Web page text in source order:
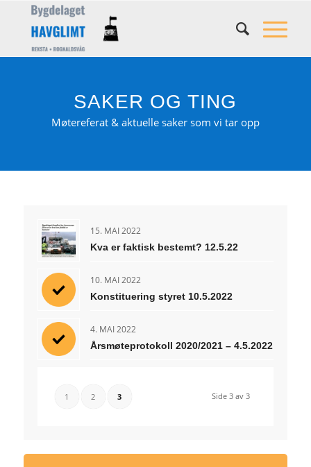
SAKER OG TING
Møtereferat & aktuelle saker som vi tar opp
15. MAI 2022
Kva er faktisk bestemt? 12.5.22
10. MAI 2022
Konstituering styret 10.5.2022
4. MAI 2022
Årsmøteprotokoll 2020/2021 – 4.5.2022
Side 3 av 3
1 2 3